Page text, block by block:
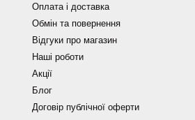
Оплата і доставка
Обмін та повернення
Відгуки про магазин
Наші роботи
Акції
Блог
Договір публічної оферти